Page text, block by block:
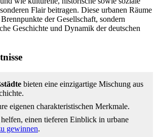
Flair beitragen. Diese urbanen Räume
der Gesellschaft, sondern
Geschichte und Dynamik der deutschen
bieten eine einzigartige Mischung aus
eigenen charakteristischen Merkmale.
helfen, einen tieferen Einblick in urbane
gewinnen.